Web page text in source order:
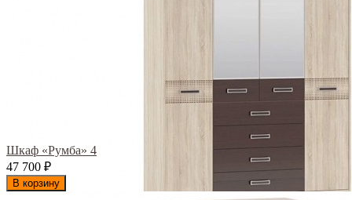
Шкаф «Румба» 4
47 700 ₽
В корзину